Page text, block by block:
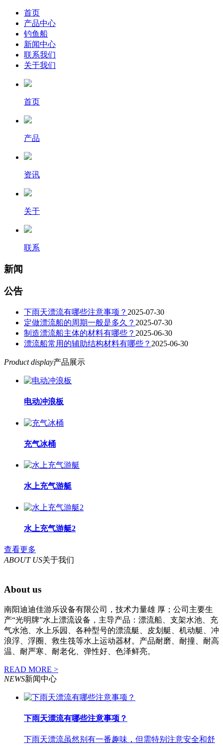
首页
产品中心
钓鱼船
新闻中心
联系我们
关于我们
首页
产品
资讯
关于
联系
新闻
公告
下雨天漂流有哪些注意事项？ 2025-07-30
定做漂流船的周期一般是多久？ 2025-07-30
制造漂流船主体的材料有哪些？ 2025-06-30
漂流船常用的辅助结构材料有哪些？ 2025-06-30
Product display产品展示
电动冲浪板
充气冰桶
水上充气游艇
水上充气游艇2
查看更多
ABOUT US关于我们
About us
南阳迪迪佳游乐设备有限公司，技术力量雄 厚；公司主要生
产“光明牌”水上漂流设备，主导产品：漂流船、支架水池、充
气水池、水上乐园、各种型号的漂流艇、皮划艇、机动艇、冲
浪浮、浮圈、救生筏等水上运动器材。产品耐磨、耐撞、耐高
温、耐严寒、耐老化、弹性好、色泽鲜亮。
READ MORE >
NEWS新闻中心
下雨天漂流有哪些注意事项？
下雨天漂流虽然别有一番趣味，但需特别注意安全和舒